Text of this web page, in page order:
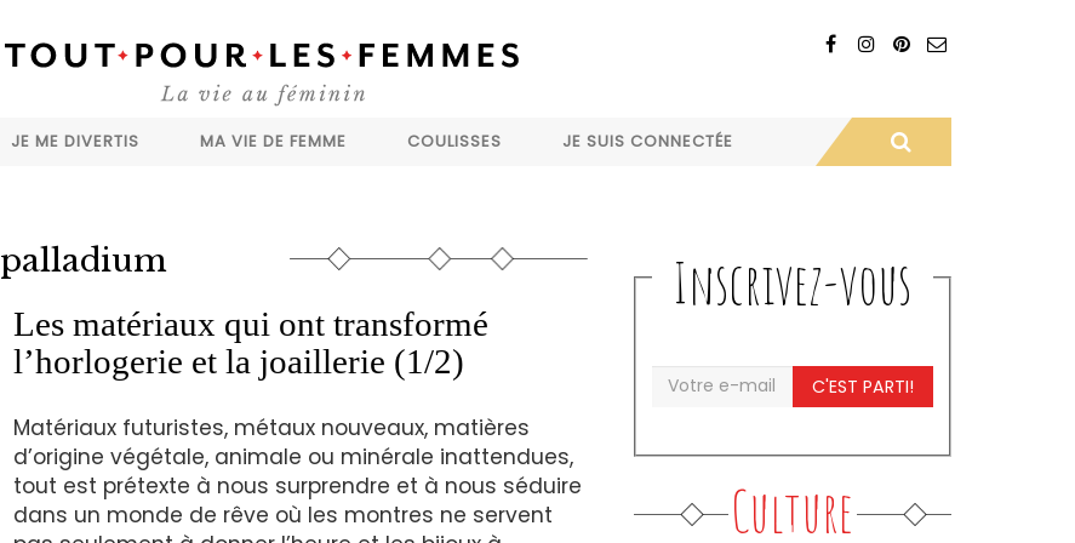
JE ME DIVERTIS MA VIE DE FEMME COULISSES JE SUIS CONNECTÉE
palladium
Les matériaux qui ont transformé
l’horlogerie et la joaillerie (1/2)
Matériaux futuristes, métaux nouveaux, matières
d’origine végétale, animale ou minérale inattendues,
tout est prétexte à nous surprendre et à nous séduire
dans un monde de rêve où les montres ne servent
Inscrivez-vous
C'EST PARTI!
Culture